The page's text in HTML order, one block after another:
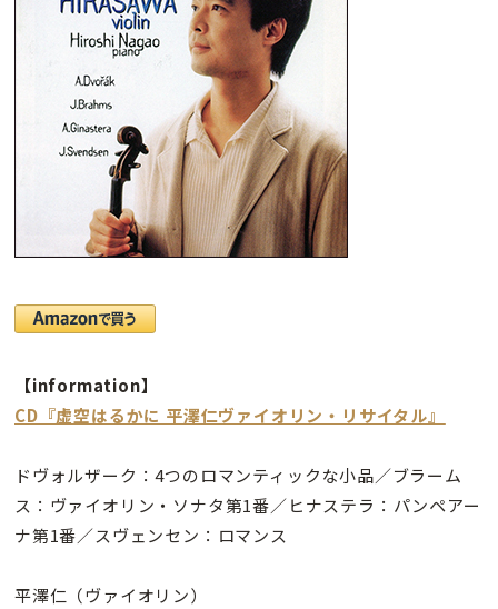
【information】
CD『虚空はるかに 平澤仁ヴァイオリン・リサイタル』
ドヴォルザーク：4つのロマンティックな小品／ブラーム
ス：ヴァイオリン・ソナタ第1番／ヒナステラ：パンペアー
ナ第1番／スヴェンセン：ロマンス
平澤仁（ヴァイオリン）